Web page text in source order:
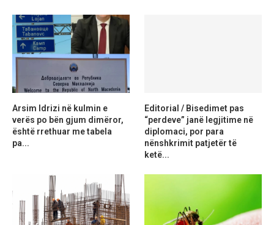
Arsim Idrizi në kulmin e
verës po bën gjum dimëror,
është rrethuar me tabela
pa...
Editorial / Bisedimet pas
“perdeve” janë legjitime në
diplomaci, por para
nënshkrimit patjetër të
ketë...